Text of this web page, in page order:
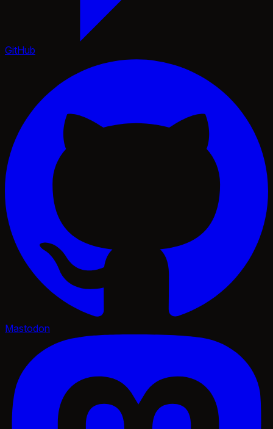
GitHub
Mastodon